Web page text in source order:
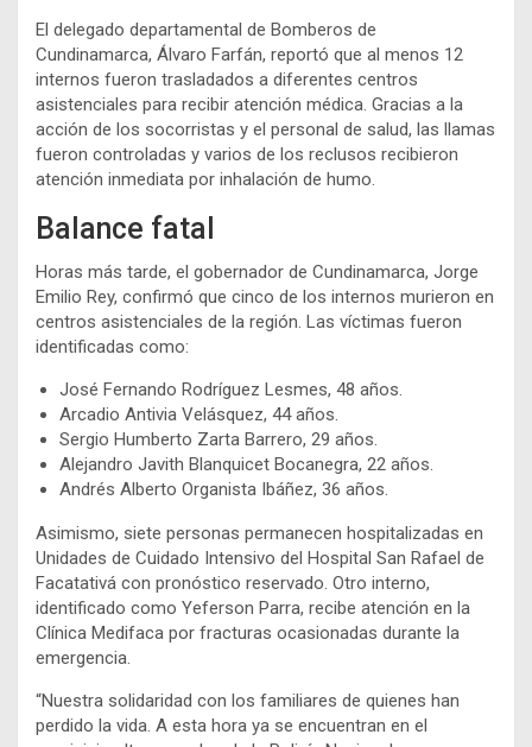
El delegado departamental de Bomberos de
Cundinamarca, Álvaro Farfán, reportó que al menos 12
internos fueron trasladados a diferentes centros
asistenciales para recibir atención médica. Gracias a la
acción de los socorristas y el personal de salud, las llamas
fueron controladas y varios de los reclusos recibieron
atención inmediata por inhalación de humo.
Balance fatal
Horas más tarde, el gobernador de Cundinamarca, Jorge
Emilio Rey, confirmó que cinco de los internos murieron en
centros asistenciales de la región. Las víctimas fueron
identificadas como:
José Fernando Rodríguez Lesmes, 48 años.
Arcadio Antivia Velásquez, 44 años.
Sergio Humberto Zarta Barrero, 29 años.
Alejandro Javith Blanquicet Bocanegra, 22 años.
Andrés Alberto Organista Ibáñez, 36 años.
Asimismo, siete personas permanecen hospitalizadas en
Unidades de Cuidado Intensivo del Hospital San Rafael de
Facatativá con pronóstico reservado. Otro interno,
identificado como Yeferson Parra, recibe atención en la
Clínica Medifaca por fracturas ocasionadas durante la
emergencia.
“Nuestra solidaridad con los familiares de quienes han
perdido la vida. A esta hora ya se encuentran en el